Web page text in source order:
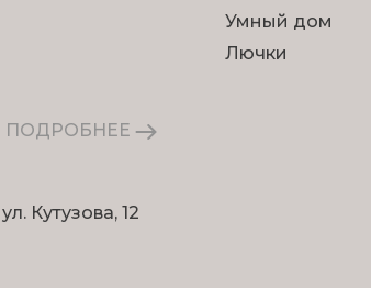
Умный дом
Лючки
ПОДРОБНЕЕ
Кутузова, 12